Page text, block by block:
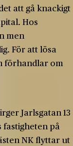
att gå knackigt
Hos
men
För att lösa
förhandlar om
Jarlsgatan 13
fastigheten på
NK flyttar ut